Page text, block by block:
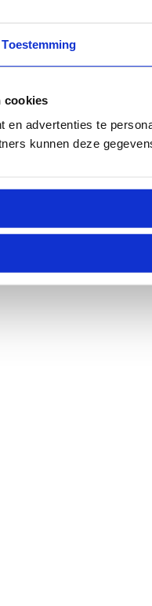
Toestemming
cookies
en advertenties te
kunnen deze